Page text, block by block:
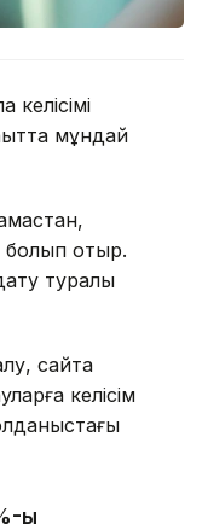
мұндай
болып отыр.
туралы
сайтқа
келісім
ы